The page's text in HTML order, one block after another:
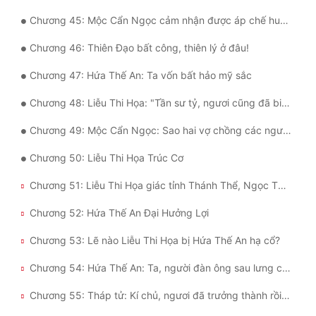
Ngự Thú
Truyện Nam
Truyện Nữ
Vô Địch Lưu
Xây Dựng Thế Lực
Đam Mỹ
Đẹp Hiệp
Chương 45: Mộc Cẩn Ngọc cảm nhận được áp chế huyết mạch
Chương 46: Thiên Đạo bất công, thiên lý ở đâu!
Chương 47: Hứa Thế An: Ta vốn bất hảo mỹ sắc
Chương 48: Liễu Thi Họa: "Tần sư tỷ, ngươi cũng đã biến thành hình dáng phu quân rồi!"
Chương 49: Mộc Cẩn Ngọc: Sao hai vợ chồng các ngươi lại cùng thích cái điệu bộ này vậy?
Chương 50: Liễu Thi Họa Trúc Cơ
Chương 51: Liễu Thi Họa giác tỉnh Thánh Thể, Ngọc Thanh Kiếm Tông chấn động.
Chương 52: Hứa Thế An Đại Hưởng Lợi
Chương 53: Lẽ nào Liễu Thi Họa bị Hứa Thế An hạ cổ?
Chương 54: Hứa Thế An: Ta, người đàn ông sau lưng các kiều nữ của Ngọc Thanh
Chương 55: Tháp tử: Kí chủ, ngươi đã trưởng thành rồi đấy!